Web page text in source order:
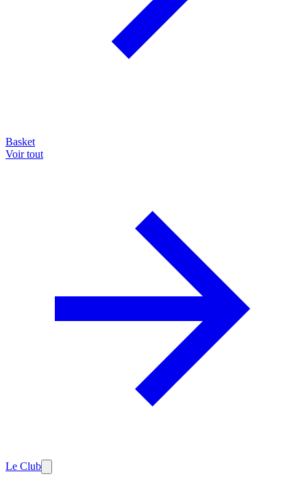
Basket
Voir tout
Le Club